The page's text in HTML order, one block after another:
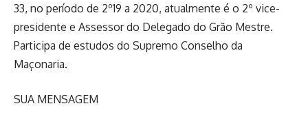
33, no período de 2º19 a 2020, atualmente é o 2º vice-
presidente e Assessor do Delegado do Grão Mestre.
Participa de estudos do Supremo Conselho da
Maçonaria.
SUA MENSAGEM